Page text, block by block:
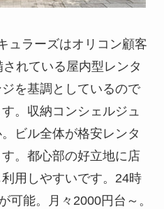
ュラーズはオリコン顧客
れている屋内型レンタ
を基調としているので
。収納コンシェルジュ
ビル全体が格安レンタ
。都心部の好立地に店
用しやすいです。24時
可能。月々2000円台～。